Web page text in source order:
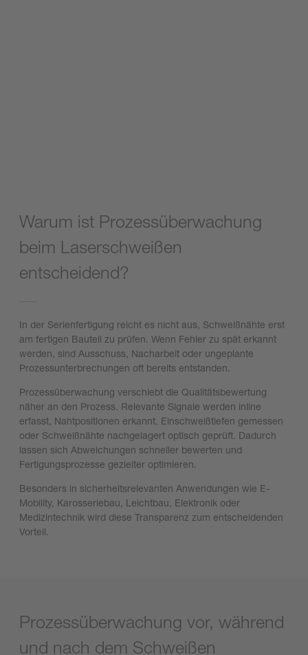
Warum ist Prozessüberwachung
beim Laserschweißen
entscheidend?
In der Serienfertigung reicht es nicht aus, Schweißnähte erst
am fertigen Bauteil zu prüfen. Wenn Fehler zu spät erkannt
werden, sind Ausschuss, Nacharbeit oder ungeplante
Prozessunterbrechungen oft bereits entstanden.
Prozessüberwachung verschiebt die Qualitätsbewertung
näher an den Prozess. Relevante Signale werden inline
erfasst, Nahtpositionen erkannt, Einschweißtiefen gemessen
oder Schweißnähte nachgelagert optisch geprüft. Dadurch
lassen sich Abweichungen schneller bewerten und
Fertigungsprozesse gezielter optimieren.
Besonders in sicherheitsrelevanten Anwendungen wie E-
Mobility, Karosseriebau, Leichtbau, Elektronik oder
Medizintechnik wird diese Transparenz zum entscheidenden
Vorteil.
Prozessüberwachung vor, während
und nach dem Schweißen